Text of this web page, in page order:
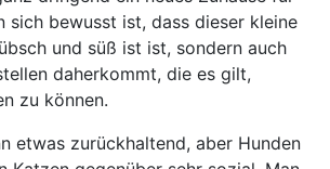
sich bewusst ist, dass dieser kleine
und süß ist ist, sondern auch
daherkommt, die es gilt,
zu können.
etwas zurückhaltend, aber Hunden